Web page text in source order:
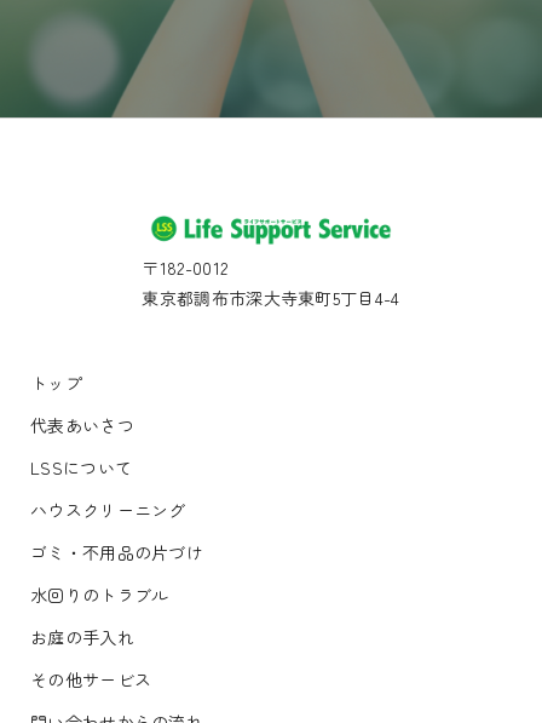
〒182-0012
東京都調布市深大寺東町5丁目4-4
トップ
代表あいさつ
LSSについて
ハウスクリーニング
ゴミ・不用品の片づけ
水回りのトラブル
お庭の手入れ
その他サービス